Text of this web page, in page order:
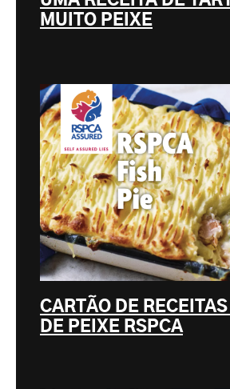
MUITO PEIXE
CARTÃO DE
DE PEIXE RSPCA